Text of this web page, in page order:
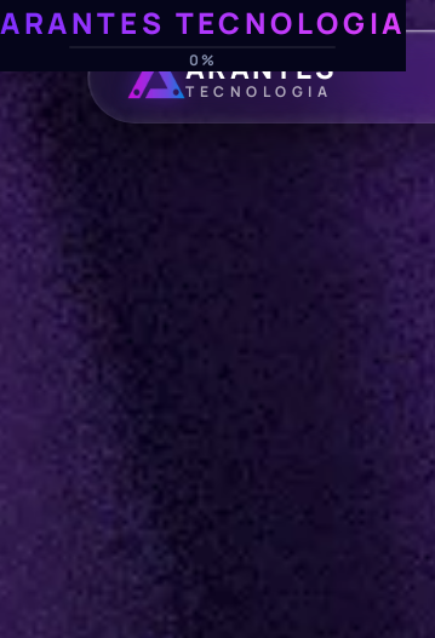
ARANTES TECNOLOGIA
0%
ARANTES
TECNOLOGIA